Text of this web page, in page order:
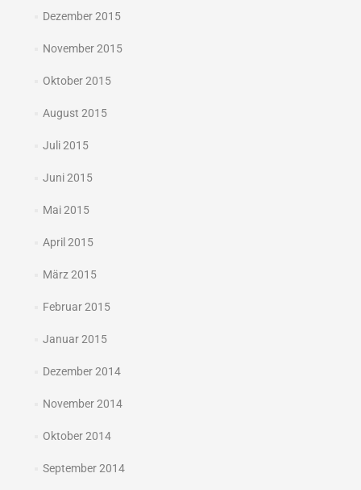
Dezember 2015
November 2015
Oktober 2015
August 2015
Juli 2015
Juni 2015
Mai 2015
April 2015
März 2015
Februar 2015
Januar 2015
Dezember 2014
November 2014
Oktober 2014
September 2014